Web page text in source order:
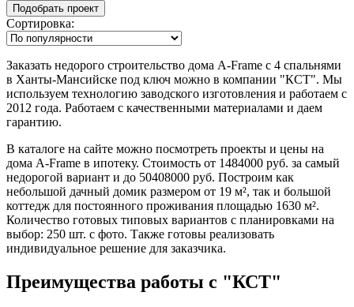
Сортировка:
Заказать недорого строительство дома A-Frame с 4 спальнями
в Ханты-Мансийске под ключ можно в компании "КСТ". Мы
используем технологию заводского изготовления и работаем с
2012 года. Работаем с качественными материалами и даем
гарантию.
В каталоге на сайте можно посмотреть проекты и цены на
дома A-Frame в ипотеку. Стоимость от 1484000 руб. за самый
недорогой вариант и до 50408000 руб. Построим как
небольшой дачный домик размером от 19 м², так и большой
коттедж для постоянного проживания площадью 1630 м².
Количество готовых типовых вариантов с планировками на
выбор: 250 шт. с фото. Также готовы реализовать
индивидуальное решение для заказчика.
Преимущества работы с "КСТ"